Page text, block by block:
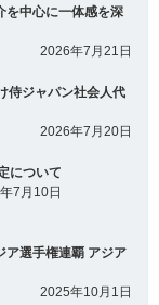
を中心に一体感を深
2026年7月21日
侍ジャパン社会人代
2026年7月20日
について
7月10日
ア選手権連覇 アジア
2025年10月1日